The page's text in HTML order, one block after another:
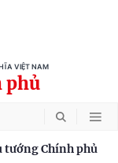
VIỆT NAM
phủ
tướng Chính phủ